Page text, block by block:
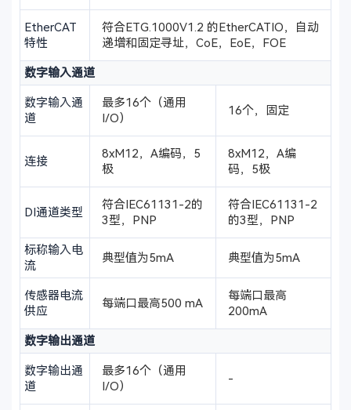
EtherCAT
特性
符合ETG.1000V1.2 的EtherCATIO，自动
递增和固定寻址，CoE，EoE，FOE
数字输入通道
数字输入通
道
最多16个（通用
I/O）
16个，固定
连接
8xM12，A编码，5
极
8xM12，A编
码，5极
DI通道类型
符合IEC61131-2的
3型，PNP
符合IEC61131-2
的3型，PNP
标称输入电
流
典型值为5mA 典型值为5mA
传感器电流
供应
每端口最高500 mA
每端口最高
200mA
数字输出通道
数字输出通
道
最多16个（通用
I/O）
-